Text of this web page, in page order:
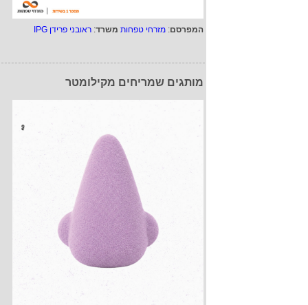
המפרסם: מזרחי טפחות משרד: ראובני פרידן IPG
מותגים שמריחים מקילומטר